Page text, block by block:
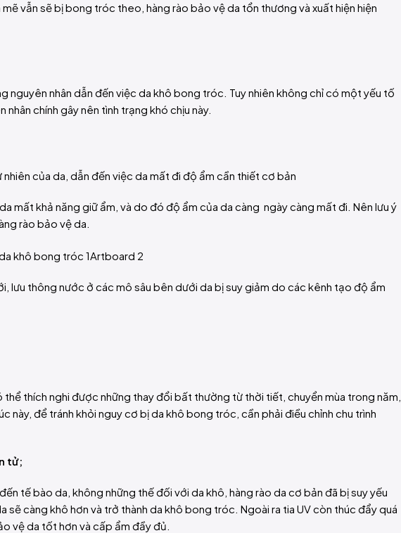
vẫn sẽ bị bong tróc theo, hàng rào bảo vệ da tổn thương và xuất hiện hiện
nhân dẫn đến việc da khô bong tróc. Tuy nhiên không chỉ có một yếu tố
chính gây nên tình trạng khó chịu này.
của da, dẫn đến việc da mất đi độ ẩm cần thiết cơ bản
mất khả năng giữ ẩm, và do đó độ ẩm của da càng ngày càng mất đi. Nên lưu ý
rào bảo vệ da.
lưu thông nước ở các mô sâu bên dưới da bị suy giảm do các kênh tạo độ ẩm
thích nghi được những thay đổi bất thường từ thời tiết, chuyển mùa trong năm,
này, để tránh khỏi nguy cơ bị da khô bong tróc, cần phải điều chỉnh chu trình
tử;
tế bào da, không những thế đối với da khô, hàng rào da cơ bản đã bị suy yếu
càng khô hơn và trở thành da khô bong tróc. Ngoài ra tia UV còn thúc đẩy quá
vệ da tốt hơn và cấp ẩm đầy đủ.